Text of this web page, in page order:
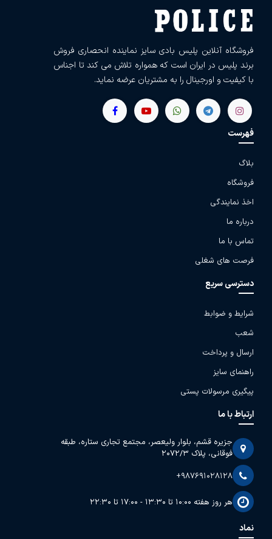
فروشگاه آنلاین پلیس بادی سایز نماینده انحصاری فروش
برند پلیس در ایران است که همواره تلاش می کند تا اجناس
با کیفیت و اورجینال را به مشتریان عرضه نماید.
فهرست
بلاگ
فروشگاه
اخذ نمایندگی
درباره ما
تماس با ما
فرصت های شغلی
دسترسی سریع
شرایط و ضوابط
شعب
ارسال و پرداخت
راهنمای سایز
پیگیری مرسولات پستی
ارتباط با ما
جزیره قشم، بلوار ولیعصر، مجتمع تجاری ستاره، طبقه
فوقانی، پلاک 2072/3
+987691028128
هر روز هفته 10:00 تا 13:30 - 17:00 تا 22:30
نماد